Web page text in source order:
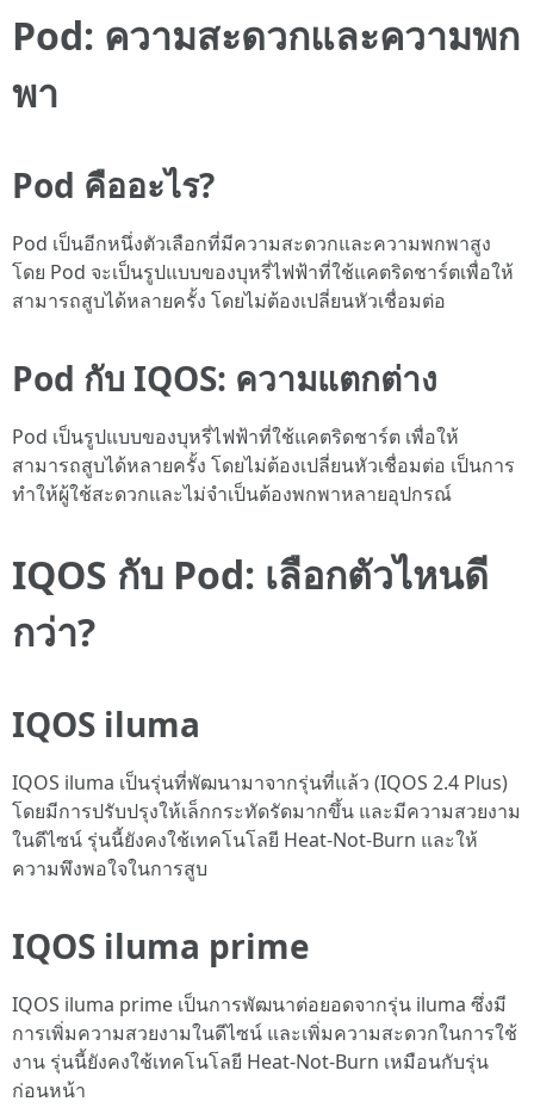
Pod: ความสะดวกและความพก
พา
Pod คืออะไร?
Pod เป็นอีกหนึ่งตัวเลือกที่มีความสะดวกและความพกพาสูง
โดย Pod จะเป็นรูปแบบของบุหรี่ไฟฟ้าที่ใช้แคตริดชาร์ตเพื่อให้
สามารถสูบได้หลายครั้ง โดยไม่ต้องเปลี่ยนหัวเชื่อมต่อ
Pod กับ IQOS: ความแตกต่าง
Pod เป็นรูปแบบของบุหรี่ไฟฟ้าที่ใช้แคตริดชาร์ต เพื่อให้
สามารถสูบได้หลายครั้ง โดยไม่ต้องเปลี่ยนหัวเชื่อมต่อ เป็นการ
ทำให้ผู้ใช้สะดวกและไม่จำเป็นต้องพกพาหลายอุปกรณ์
IQOS กับ Pod: เลือกตัวไหนดี
กว่า?
IQOS iluma
IQOS iluma เป็นรุ่นที่พัฒนามาจากรุ่นที่แล้ว (IQOS 2.4 Plus)
โดยมีการปรับปรุงให้เล็กกระทัดรัดมากขึ้น และมีความสวยงาม
ในดีไซน์ รุ่นนี้ยังคงใช้เทคโนโลยี Heat-Not-Burn และให้
ความพึงพอใจในการสูบ
IQOS iluma prime
IQOS iluma prime เป็นการพัฒนาต่อยอดจากรุ่น iluma ซึ่งมี
การเพิ่มความสวยงามในดีไซน์ และเพิ่มความสะดวกในการใช้
งาน รุ่นนี้ยังคงใช้เทคโนโลยี Heat-Not-Burn เหมือนกับรุ่น
ก่อนหน้า